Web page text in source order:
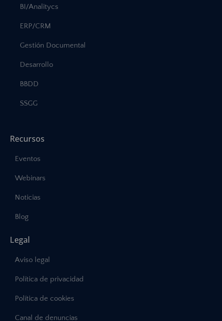
BI/Analitycs
ERP/CRM
Gestión Documental
Desarrollo
BBDD
SSGG
Recursos
Eventos
Webinars
Noticias
Blog
Legal
Aviso legal
Política de privacidad
Política de cookies
Canal de denuncias